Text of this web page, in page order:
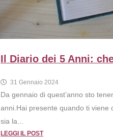
Il Diario dei 5 Anni:
31 Gennaio 2024
Da gennaio di quest’anno sto
anni.Hai presente quando ti viene
sia la...
LEGGI IL POST